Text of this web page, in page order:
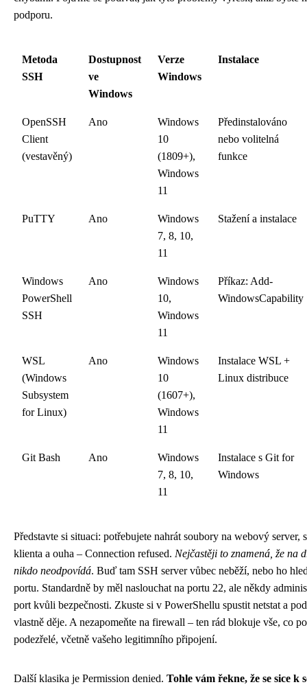
podporu.
Metoda
SSH
Dostupnost
ve
Windows
Verze
Windows
Instalace
OpenSSH
Client
(vestavěný)
Ano
Windows
10
(1809+),
Windows
11
Předinstalováno
nebo volitelná
funkce
PuTTY Ano
Windows
7, 8, 10,
11
Stažení a instalace
Windows
PowerShell
SSH
Ano
Windows
10,
Windows
11
Příkaz: Add-
WindowsCapability
WSL
(Windows
Subsystem
for Linux)
Ano
Windows
10
(1607+),
Windows
11
Instalace WSL +
Linux distribuce
Git Bash Ano
Windows
7, 8, 10,
11
Instalace s Git for
Windows
Představte si situaci: potřebujete nahrát soubory na webový server,
klienta a ouha – Connection refused. Nejčastěji to znamená, že na
nikdo neodpovídá. Buď tam SSH server vůbec neběží, nebo ho
portu. Standardně by měl naslouchat na portu 22, ale někdy
port kvůli bezpečnosti. Zkuste si v PowerShellu spustit netstat a
vlastně děje. A nezapomeňte na firewall – ten rád blokuje vše, co
podezřelé, včetně vašeho legitimního připojení.
Další klasika je Permission denied. Tohle vám řekne, že se sice k